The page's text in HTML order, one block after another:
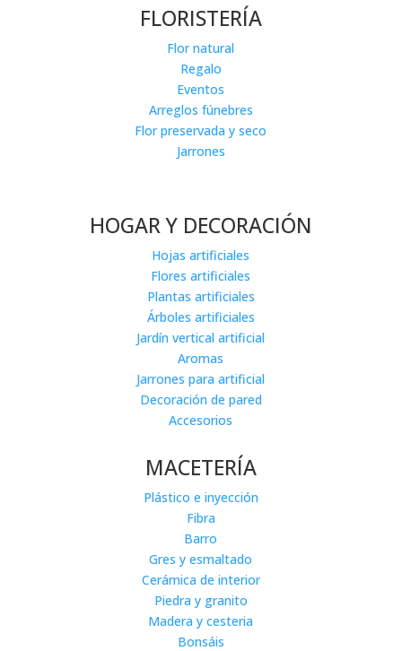
FLORISTERÍA
Flor natural
Regalo
Eventos
Arreglos fúnebres
Flor preservada y seco
Jarrones
HOGAR Y DECORACIÓN
Hojas artificiales
Flores artificiales
Plantas artificiales
Árboles artificiales
Jardín vertical artificial
Aromas
Jarrones para artificial
Decoración de pared
Accesorios
MACETERÍA
Plástico e inyección
Fibra
Barro
Gres y esmaltado
Cerámica de interior
Piedra y granito
Madera y cesteria
Bonsáis